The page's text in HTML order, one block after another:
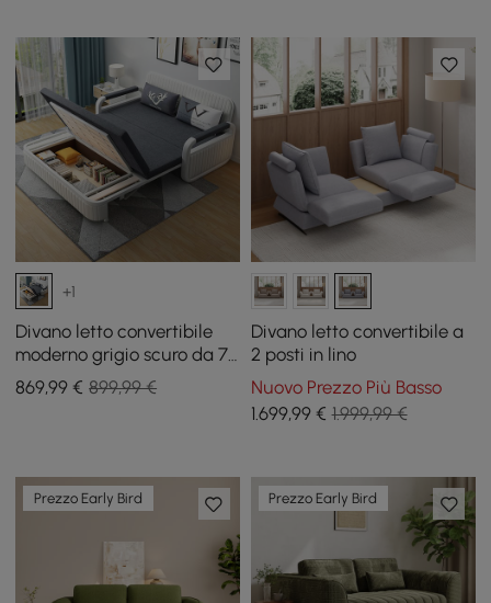
+1
Divano letto convertibile
moderno grigio scuro da 74
pollici con rivestimento in
cotone e lino con ripostiglio
869,99 € 899,99 €
Divano letto convertibile a
2 posti in lino
Nuovo Prezzo Più Basso
1.699,99€ 1.999,99 €
Prezzo Early Bird Prezzo Early Bird